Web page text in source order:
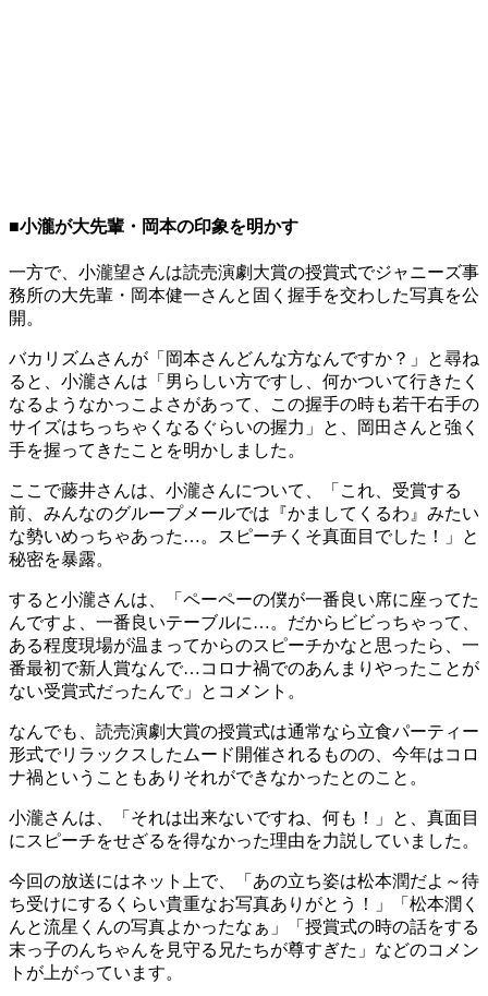
■小瀧が大先輩・岡本の印象を明かす
一方で、小瀧望さんは読売演劇大賞の授賞式でジャニーズ事
務所の大先輩・岡本健一さんと固く握手を交わした写真を公
開。
バカリズムさんが「岡本さんどんな方なんですか？」と尋ね
ると、小瀧さんは「男らしい方ですし、何かついて行きたく
なるようなかっこよさがあって、この握手の時も若干右手の
サイズはちっちゃくなるぐらいの握力」と、岡田さんと強く
手を握ってきたことを明かしました。
ここで藤井さんは、小瀧さんについて、「これ、受賞する
前、みんなのグループメールでは『かましてくるわ』みたい
な勢いめっちゃあった…。スピーチくそ真面目でした！」と
秘密を暴露。
すると小瀧さんは、「ペーペーの僕が一番良い席に座ってた
んですよ、一番良いテーブルに…。だからビビっちゃって、
ある程度現場が温まってからのスピーチかなと思ったら、一
番最初で新人賞なんで…コロナ禍でのあんまりやったことが
ない受賞式だったんで」とコメント。
なんでも、読売演劇大賞の授賞式は通常なら立食パーティー
形式でリラックスしたムード開催されるものの、今年はコロ
ナ禍ということもありそれができなかったとのこと。
小瀧さんは、「それは出来ないですね、何も！」と、真面目
にスピーチをせざるを得なかった理由を力説していました。
今回の放送にはネット上で、「あの立ち姿は松本潤だよ～待
ち受けにするくらい貴重なお写真ありがとう！」「松本潤く
んと流星くんの写真よかったなぁ」「授賞式の時の話をする
末っ子のんちゃんを見守る兄たちが尊すぎた」などのコメン
トが上がっています。